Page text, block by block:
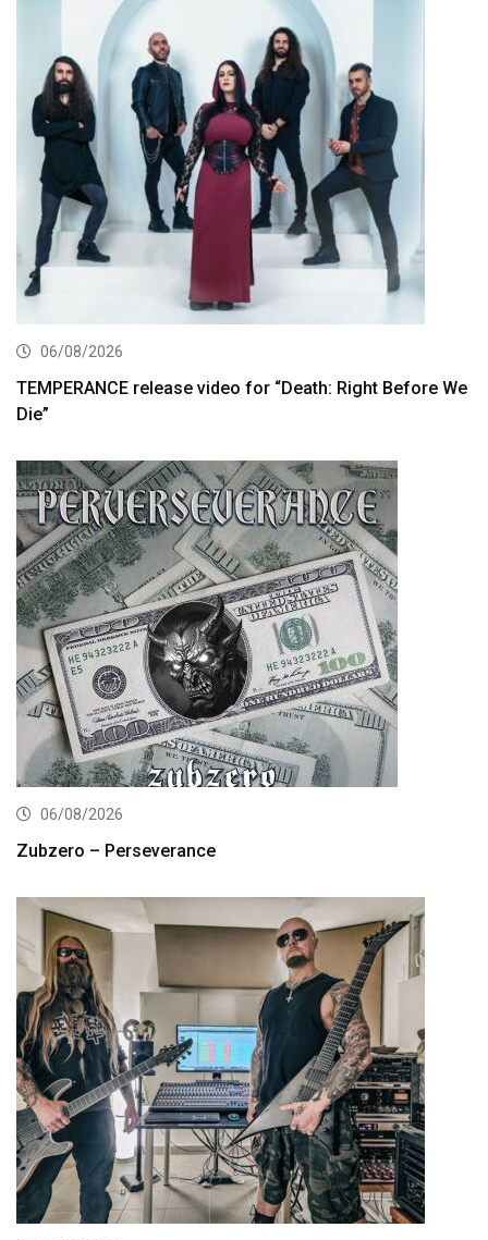
06/08/2026
TEMPERANCE release video for “Death: Right Before We
Die”
06/08/2026
Zubzero – Perseverance